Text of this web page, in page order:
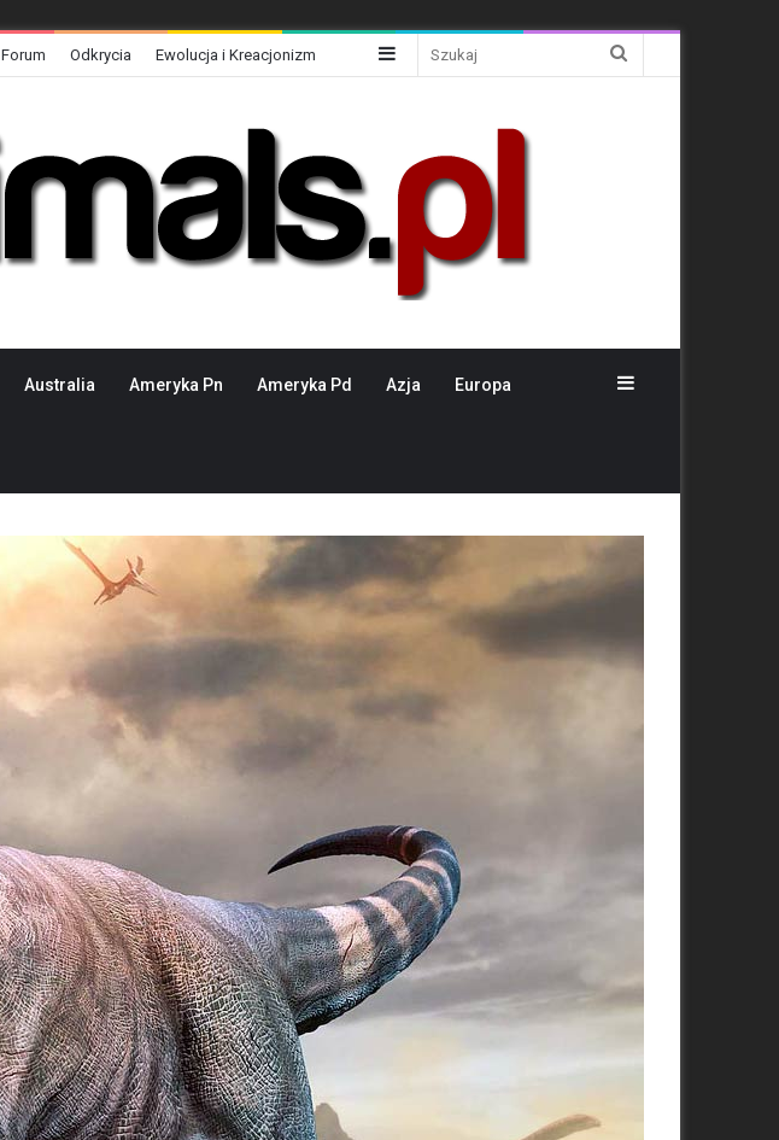
Forum Odkrycia Ewolucja i Kreacjonizm Sidebar
Australia Ameryka Pn Ameryka Pd Azja Europa Sidebar